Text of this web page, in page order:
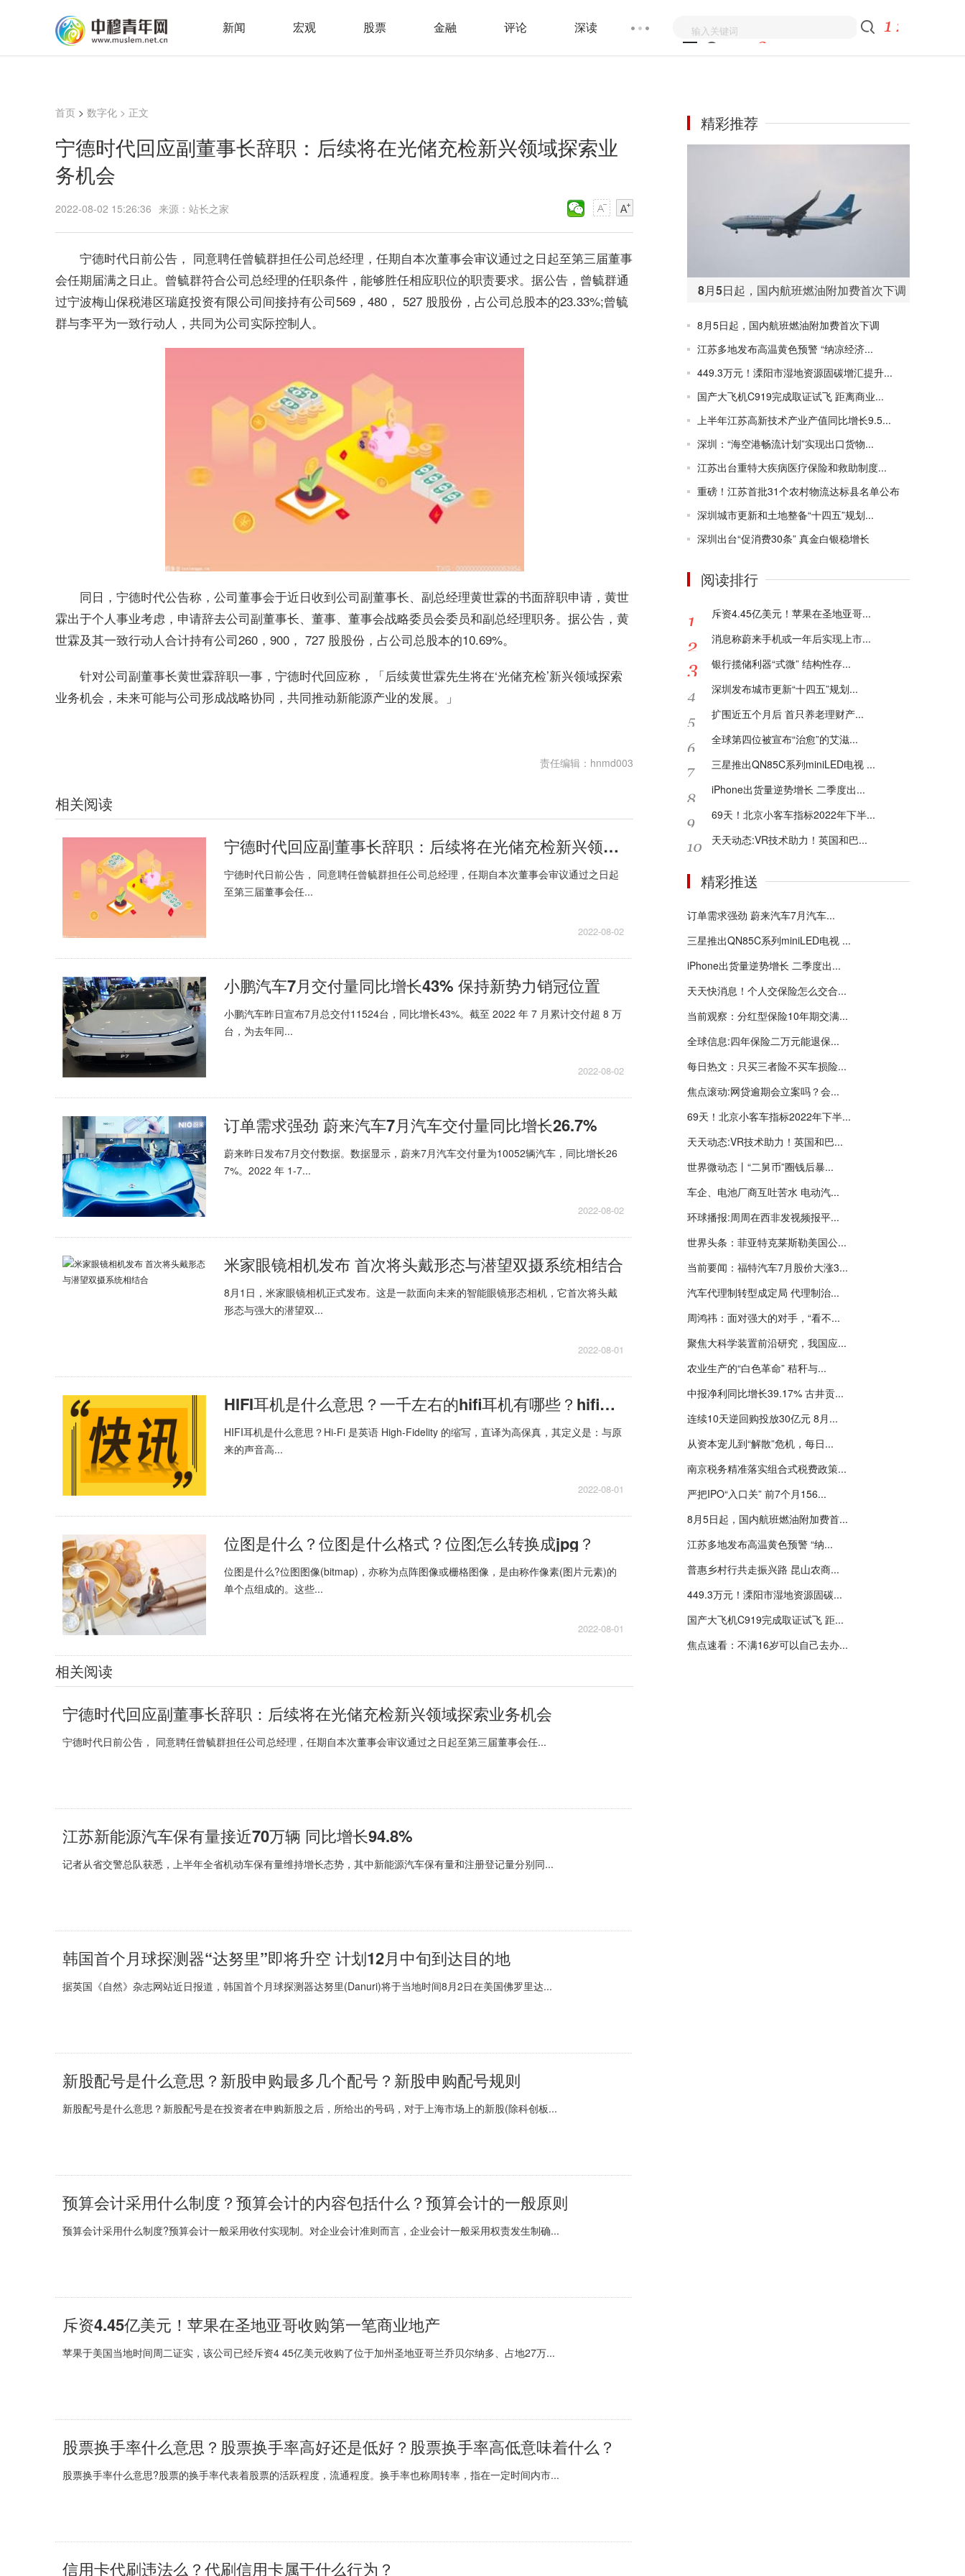
新闻 宏观 股票 金融 评论 深读
首页 > 数字化 > 正文
宁德时代回应副董事长辞职：后续将在光储充检新兴领域探索业
务机会
2022-08-02 15:26:36 来源：站长之家
宁德时代日前公告， 同意聘任曾毓群担任公司总经理，任期自本次董事会审议通过之日起至第三届董事
会任期届满之日止。曾毓群符合公司总经理的任职条件，能够胜任相应职位的职责要求。据公告，曾毓群通
过宁波梅山保税港区瑞庭投资有限公司间接持有公司569，480， 527 股股份，占公司总股本的23.33%;曾毓
群与李平为一致行动人，共同为公司实际控制人。
同日，宁德时代公告称，公司董事会于近日收到公司副董事长、副总经理黄世霖的书面辞职申请，黄世
霖出于个人事业考虑，申请辞去公司副董事长、董事、董事会战略委员会委员和副总经理职务。据公告，黄
世霖及其一致行动人合计持有公司260，900， 727 股股份，占公司总股本的10.69%。
针对公司副董事长黄世霖辞职一事，宁德时代回应称，「后续黄世霖先生将在‘光储充检’新兴领域探索
业务机会，未来可能与公司形成战略协同，共同推动新能源产业的发展。」
责任编辑：hnmd003
相关阅读
宁德时代回应副董事长辞职：后续将在光储充检新兴领域探索业务机会
宁德时代日前公告， 同意聘任曾毓群担任公司总经理，任期自本次董事会审议通过之日起
至第三届董事会任...
2022-08-02
小鹏汽车7月交付量同比增长43% 保持新势力销冠位置
小鹏汽车昨日宣布7月总交付11524台，同比增长43%。截至 2022 年 7 月累计交付超 8 万
台，为去年同...
2022-08-02
订单需求强劲 蔚来汽车7月汽车交付量同比增长26.7%
蔚来昨日发布7月交付数据。数据显示，蔚来7月汽车交付量为10052辆汽车，同比增长26
7%。2022 年 1-7...
2022-08-02
米家眼镜相机发布 首次将头戴形态与潜望双摄系统相结合
8月1日，米家眼镜相机正式发布。这是一款面向未来的智能眼镜形态相机，它首次将头戴
形态与强大的潜望双...
2022-08-01
HIFI耳机是什么意思？一千左右的hifi耳机有哪些？hifi耳机推荐
HIFI耳机是什么意思？Hi-Fi 是英语 High-Fidelity 的缩写，直译为高保真，其定义是：与原
来的声音高...
2022-08-01
位图是什么？位图是什么格式？位图怎么转换成jpg？
位图是什么?位图图像(bitmap)，亦称为点阵图像或栅格图像，是由称作像素(图片元素)的
单个点组成的。这些...
2022-08-01
相关阅读
宁德时代回应副董事长辞职：后续将在光储充检新兴领域探索业务机会
宁德时代日前公告， 同意聘任曾毓群担任公司总经理，任期自本次董事会审议通过之日起至第三届董事会任...
江苏新能源汽车保有量接近70万辆 同比增长94.8%
记者从省交警总队获悉，上半年全省机动车保有量维持增长态势，其中新能源汽车保有量和注册登记量分别同...
韩国首个月球探测器“达努里”即将升空 计划12月中旬到达目的地
据英国《自然》杂志网站近日报道，韩国首个月球探测器达努里(Danuri)将于当地时间8月2日在美国佛罗里达...
新股配号是什么意思？新股申购最多几个配号？新股申购配号规则
新股配号是什么意思？新股配号是在投资者在申购新股之后，所给出的号码，对于上海市场上的新股(除科创板...
预算会计采用什么制度？预算会计的内容包括什么？预算会计的一般原则
预算会计采用什么制度?预算会计一般采用收付实现制。对企业会计准则而言，企业会计一般采用权责发生制确...
斥资4.45亿美元！苹果在圣地亚哥收购第一笔商业地产
苹果于美国当地时间周二证实，该公司已经斥资4 45亿美元收购了位于加州圣地亚哥兰乔贝尔纳多、占地27万...
股票换手率什么意思？股票换手率高好还是低好？股票换手率高低意味着什么？
股票换手率什么意思?股票的换手率代表着股票的活跃程度，流通程度。换手率也称周转率，指在一定时间内市...
信用卡代刷违法么？代刷信用卡属于什么行为？
精彩推荐
8月5日起，国内航班燃油附加费首次下调
8月5日起，国内航班燃油附加费首次下调
江苏多地发布高温黄色预警 “纳凉经济...
449.3万元！溧阳市湿地资源固碳增汇提升...
国产大飞机C919完成取证试飞 距离商业...
上半年江苏高新技术产业产值同比增长9.5...
深圳：“海空港畅流计划”实现出口货物...
江苏出台重特大疾病医疗保险和救助制度...
重磅！江苏首批31个农村物流达标县名单公布
深圳城市更新和土地整备“十四五”规划...
深圳出台“促消费30条” 真金白银稳增长
阅读排行
斥资4.45亿美元！苹果在圣地亚哥...
消息称蔚来手机或一年后实现上市...
银行揽储利器“式微” 结构性存...
深圳发布城市更新“十四五”规划...
扩围近五个月后 首只养老理财产...
全球第四位被宣布“治愈”的艾滋...
三星推出QN85C系列miniLED电视 ...
iPhone出货量逆势增长 二季度出...
69天！北京小客车指标2022年下半...
天天动态:VR技术助力！英国和巴...
精彩推送
订单需求强劲 蔚来汽车7月汽车...
三星推出QN85C系列miniLED电视 ...
iPhone出货量逆势增长 二季度出...
天天快消息！个人交保险怎么交合...
当前观察：分红型保险10年期交满...
全球信息:四年保险二万元能退保...
每日热文：只买三者险不买车损险...
焦点滚动:网贷逾期会立案吗？会...
69天！北京小客车指标2022年下半...
天天动态:VR技术助力！英国和巴...
世界微动态丨“二舅币”圈钱后暴...
车企、电池厂商互吐苦水 电动汽...
环球播报:周周在西非发视频报平...
世界头条：菲亚特克莱斯勒美国公...
当前要闻：福特汽车7月股价大涨3...
汽车代理制转型成定局 代理制治...
周鸿祎：面对强大的对手，“看不...
聚焦大科学装置前沿研究，我国应...
农业生产的“白色革命” 秸秆与...
中报净利同比增长39.17% 古井贡...
连续10天逆回购投放30亿元 8月...
从资本宠儿到“解散”危机，每日...
南京税务精准落实组合式税费政策...
严把IPO“入口关” 前7个月156...
8月5日起，国内航班燃油附加费首...
江苏多地发布高温黄色预警 “纳...
普惠乡村行共走振兴路 昆山农商...
449.3万元！溧阳市湿地资源固碳...
国产大飞机C919完成取证试飞 距...
焦点速看：不满16岁可以自己去办...